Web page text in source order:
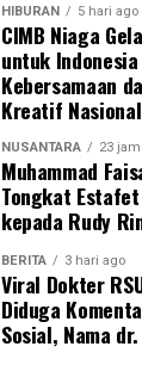
HIBURAN 5 hari ago
CIMB Niaga
untuk
Kebersamaan
Kreatif Nasional
NUSANTARA 23
Muhammad
Tongkat Estafet
kepada Rudy
BERITA 3 hari ago
Viral Dokter
Diduga
Sosial, Nama